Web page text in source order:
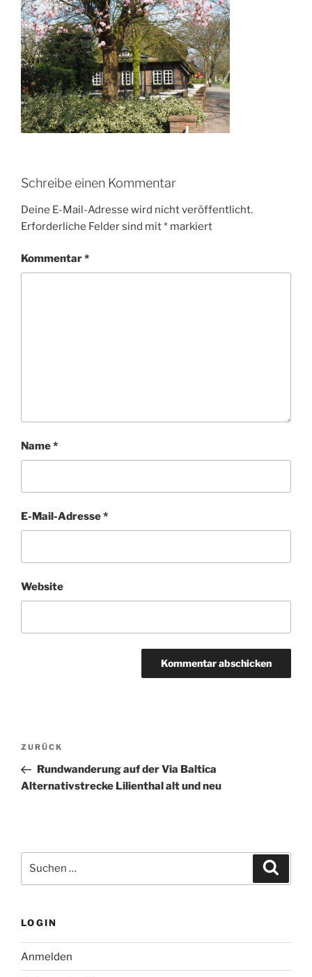
Schreibe einen Kommentar
Deine E-Mail-Adresse wird nicht veröffentlicht.
Erforderliche Felder sind mit* markiert
Kommentar*
Name*
E-Mail-Adresse*
Website
Beitragsnavigation
Vorheriger
Beitrag
ZURÜCK
Rundwanderung auf der Via Baltica
Alternativstrecke Lilienthal alt und neu
nach:
LOGIN
Anmelden